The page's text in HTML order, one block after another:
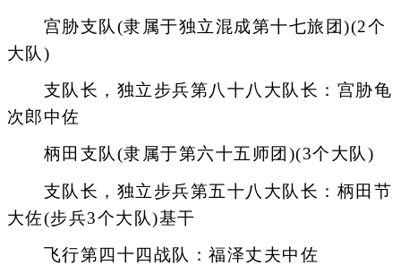
宫胁支队(隶属于独立混成第十七旅团)(2个
大队)
支队长，独立步兵第八十八大队长：宫胁龟
次郎中佐
柄田支队(隶属于第六十五师团)(3个大队)
支队长，独立步兵第五十八大队长：柄田节
大佐(步兵3个大队)基干
飞行第四十四战队：福泽丈夫中佐